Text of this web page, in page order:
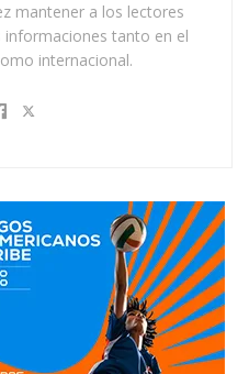
mantener a los lectores
informaciones tanto en el
internacional.